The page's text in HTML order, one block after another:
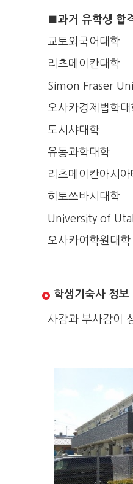
■과거 유학생 합
교토외국어대학
리츠메이칸대학
Simon Fraser
오사카경제법학대
도시샤대학
유통과학대학
리츠메이칸아시
히토쓰바시대학
University of
오사카여학원대학
학생기숙사 정보
사감과 부사감이